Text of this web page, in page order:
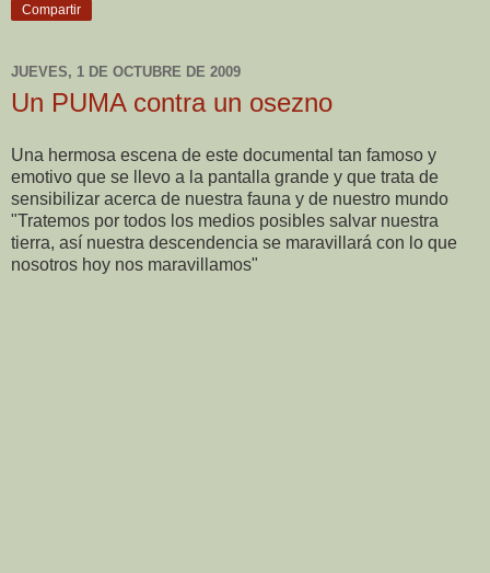
Compartir
JUEVES, 1 DE OCTUBRE DE 2009
Un PUMA contra un osezno
Una hermosa escena de este documental tan famoso y
emotivo que se llevo a la pantalla grande y que trata de
sensibilizar acerca de nuestra fauna y de nuestro mundo
"Tratemos por todos los medios posibles salvar nuestra
tierra, así nuestra descendencia se maravillará con lo que
nosotros hoy nos maravillamos"